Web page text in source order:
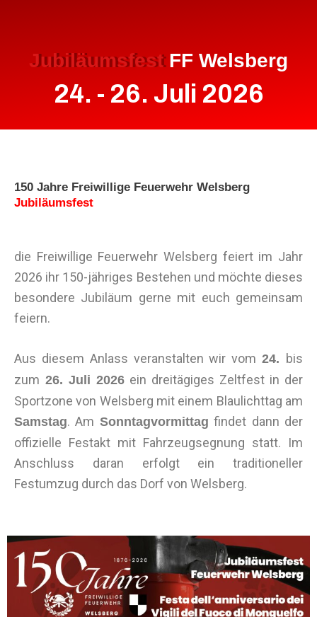
JubiläumsfestFF Welsberg
24. - 26. Juli 2026
150 Jahre Freiwillige Feuerwehr Welsberg
Jubiläumsfest
die Freiwillige Feuerwehr Welsberg feiert im Jahr
2026 ihr 150-jähriges Bestehen und möchte dieses
besondere Jubiläum gerne mit euch gemeinsam
feiern.
Aus diesem Anlass veranstalten wir vom24. bis
zum 26. Juli 2026 ein dreitägiges Zeltfest in der
Sportzone von Welsberg mit einem Blaulichttag am
Samstag. Am Sonntagvormittag findet dann der
offizielle Festakt mit Fahrzeugsegnung statt. Im
Anschluss daran erfolgt ein traditioneller
Festumzug durch das Dorf von Welsberg.